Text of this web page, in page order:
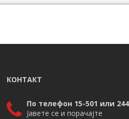
КОНТАКТ
По телефон 15-501 или
Јавете се и порачајте